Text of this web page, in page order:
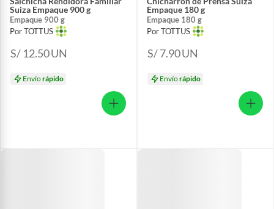
Suiza Empaque 900 g
Empaque 900 g
Por TOTTUS
S/ 12.50UN
Envíorápido
Empaque 180 g
Empaque 180 g
Por TOTTUS
S/ 7.90UN
Envíorápido